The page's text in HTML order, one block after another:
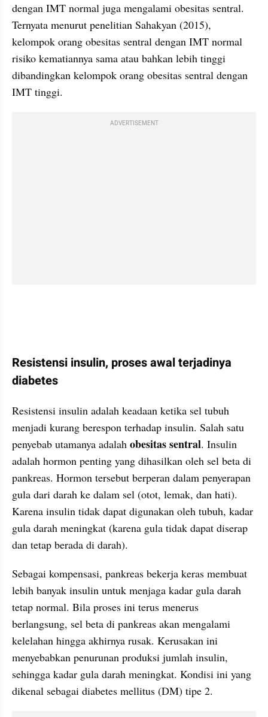
dengan IMT normal juga mengalami obesitas sentral.
Ternyata menurut penelitian Sahakyan (2015),
kelompok orang obesitas sentral dengan IMT normal
risiko kematiannya sama atau bahkan lebih tinggi
dibandingkan kelompok orang obesitas sentral dengan
IMT tinggi.
ADVERTISEMENT
Resistensi insulin, proses awal terjadinya
diabetes
Resistensi insulin adalah keadaan ketika sel tubuh
menjadi kurang berespon terhadap insulin. Salah satu
penyebab utamanya adalah obesitas sentral. Insulin
adalah hormon penting yang dihasilkan oleh sel beta di
pankreas. Hormon tersebut berperan dalam penyerapan
gula dari darah ke dalam sel (otot, lemak, dan hati).
Karena insulin tidak dapat digunakan oleh tubuh, kadar
gula darah meningkat (karena gula tidak dapat diserap
dan tetap berada di darah).
Sebagai kompensasi, pankreas bekerja keras membuat
lebih banyak insulin untuk menjaga kadar gula darah
tetap normal. Bila proses ini terus menerus
berlangsung, sel beta di pankreas akan mengalami
kelelahan hingga akhirnya rusak. Kerusakan ini
menyebabkan penurunan produksi jumlah insulin,
sehingga kadar gula darah meningkat. Kondisi ini yang
dikenal sebagai diabetes mellitus (DM) tipe 2.